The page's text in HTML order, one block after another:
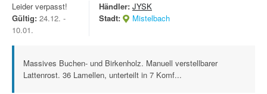
Leider verpasst!
Gültig: 24.12. -
10.01.
Händler: JYSK
Stadt:
Mistelbach
Massives Buchen- und Birkenholz. Manuell verstellbarer
Lattenrost. 36 Lamellen, unterteilt in 7 Komf...